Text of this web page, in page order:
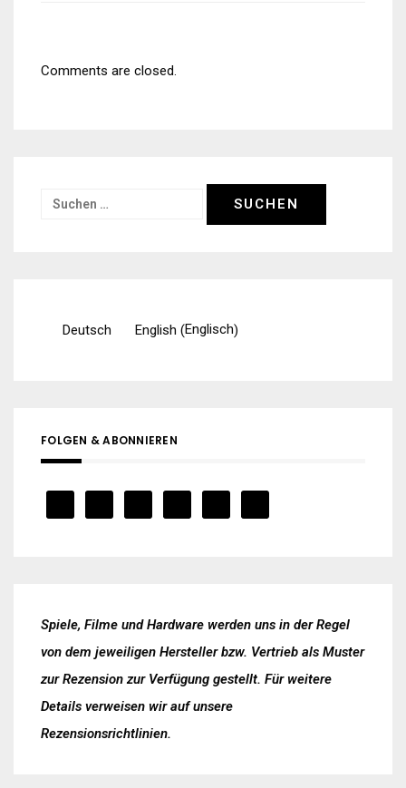
Comments are closed.
Suchen
Deutsch English (Englisch)
FOLGEN & ABONNIEREN
Spiele, Filme und Hardware werden uns in der Regel
von dem jeweiligen Hersteller bzw. Vertrieb als Muster
zur Rezension zur Verfügung gestellt. Für weitere
Details verweisen wir auf unsere
Rezensionsrichtlinien.